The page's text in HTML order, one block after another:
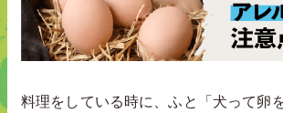
料理をしている時に、ふと「犬って卵